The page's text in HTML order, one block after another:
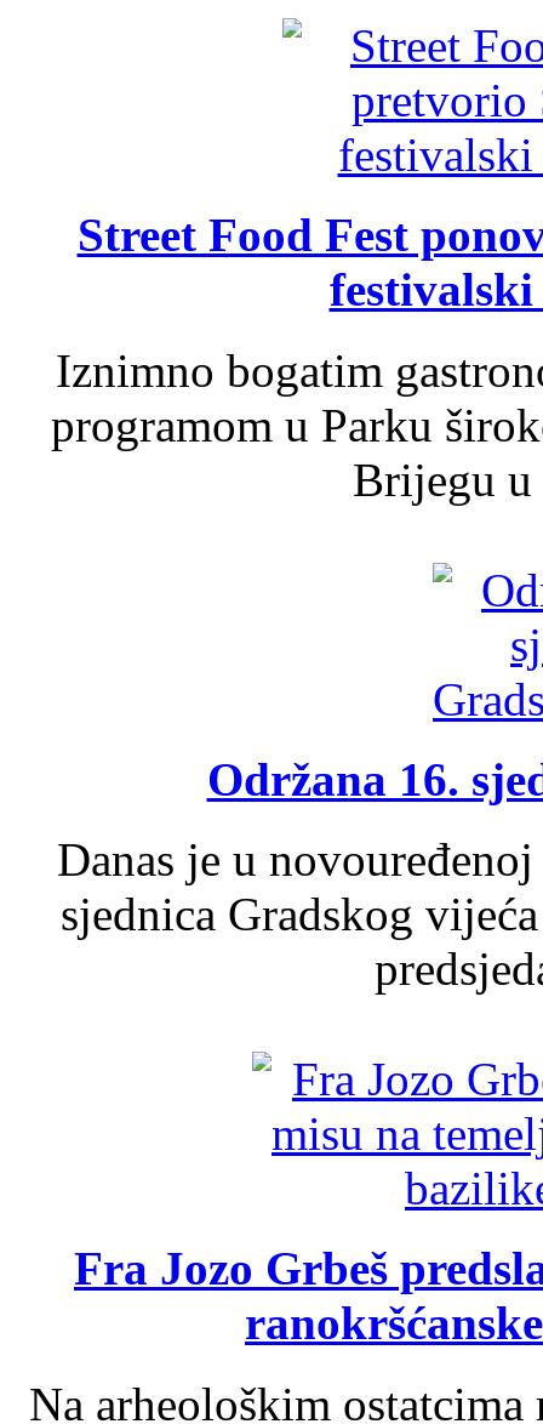
Street Food Fest
Iznimno bogatim
programom u Parku
Brijegu u
Održana 16.
Danas je u
sjednica Gradskog
Fra Jozo Grbeš
Na arheološkim